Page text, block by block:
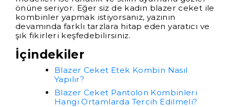
önüne seriyor. Eğer siz de kadın blazer ceket ile
kombinler yapmak istiyorsanız, yazının
devamında farklı tarzlara hitap eden yaratıcı ve
şık fikirleri keşfedebilirsiniz.
İçindekiler
Blazer Ceket Etek Kombin Nasıl
Yapılır?
Blazer Ceket Pantolon Kombinleri
Hangi Ortamlarda Tercih Edilmeli?